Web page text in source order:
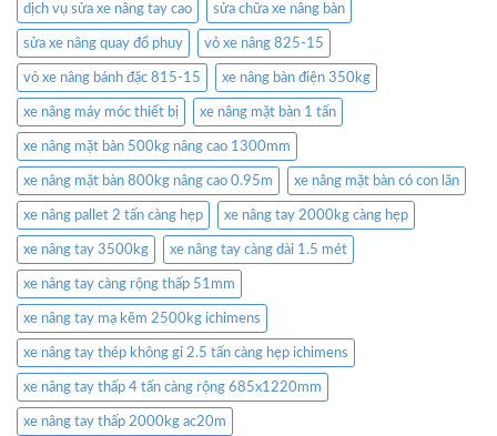
dịch vụ sửa xe nâng tay cao sửa chữa xe nâng bàn
sửa xe nâng quay đổ phuy vỏ xe nâng 825-15
vỏ xe nâng bánh đặc 815-15 xe nâng bàn điện 350kg
xe nâng máy móc thiết bị xe nâng mặt bàn 1 tấn
xe nâng mặt bàn 500kg nâng cao 1300mm
xe nâng mặt bàn 800kg nâng cao 0.95m xe nâng mặt bàn có con lăn
xe nâng pallet 2 tấn càng hẹp xe nâng tay 2000kg càng hẹp
xe nâng tay 3500kg xe nâng tay càng dài 1.5 mét
xe nâng tay càng rộng thấp 51mm
xe nâng tay mạ kẽm 2500kg ichimens
xe nâng tay thép không gỉ 2.5 tấn càng hẹp ichimens
xe nâng tay thấp 4 tấn càng rộng 685x1220mm
xe nâng tay thấp 2000kg ac20m